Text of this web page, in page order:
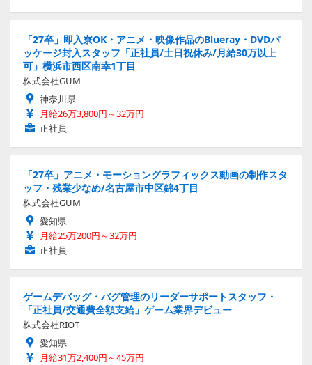
「27卒」即入寮OK・アニメ・映像作品のBlueray・DVDパ
ッケージ封入スタッフ「正社員/土日祝休み/月給30万以上
可」横浜市西区南幸1丁目
株式会社GUM
神奈川県
月給26万3,800円～32万円
正社員
「27卒」アニメ・モーショングラフィックス動画の制作スタ
ッフ・残業少なめ/名古屋市中区錦4丁目
株式会社GUM
愛知県
月給25万200円～32万円
正社員
ゲームデバッグ・バグ管理のリーダーサポートスタッフ・
「正社員/交通費全額支給」ゲーム業界デビュー
株式会社RIOT
愛知県
月給31万2,400円～45万円